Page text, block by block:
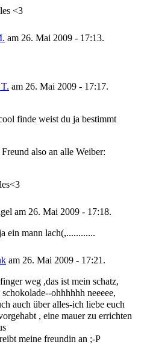
<3
am 26. Mai 2009 - 17:13.
am 26. Mai 2009 - 17:17.
finde weist du ja bestimmt
also an alle Weiber:
am 26. Mai 2009 - 17:18.
ein mann lach(,............
am 26. Mai 2009 - 17:21.
weg ,das ist mein schatz,
ohhhhhh neeeee,
auch über alles-ich liebe euch
, eine mauer zu errichten
meine freundin an ;-P